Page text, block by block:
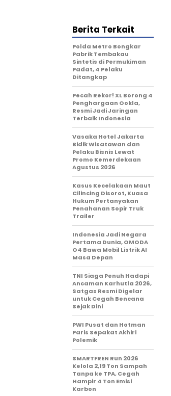
Berita Terkait
Polda Metro Bongkar
Pabrik Tembakau
Sintetis di Permukiman
Padat, 4 Pelaku
Ditangkap
Pecah Rekor! XL Borong 4
Penghargaan Ookla,
Resmi Jadi Jaringan
Terbaik Indonesia
Vasaka Hotel Jakarta
Bidik Wisatawan dan
Pelaku Bisnis Lewat
Promo Kemerdekaan
Agustus 2026
Kasus Kecelakaan Maut
Cilincing Disorot, Kuasa
Hukum Pertanyakan
Penahanan Sopir Truk
Trailer
Indonesia Jadi Negara
Pertama Dunia, OMODA
O4 Bawa Mobil Listrik AI
Masa Depan
TNI Siaga Penuh Hadapi
Ancaman Karhutla 2026,
Satgas Resmi Digelar
untuk Cegah Bencana
Sejak Dini
PWI Pusat dan Hotman
Paris Sepakat Akhiri
Polemik
SMARTFREN Run 2026
Kelola 2,19 Ton Sampah
Tanpa ke TPA, Cegah
Hampir 4 Ton Emisi
Karbon